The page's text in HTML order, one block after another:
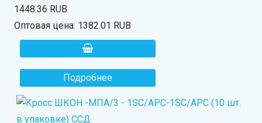
1448.36 RUB
Оптовая цена: 1382.01 RUB
Подробнее